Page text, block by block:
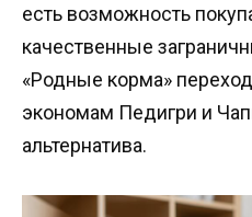
есть возможность
качественные
«Родные корма»
экономам Педигри и
альтернатива.